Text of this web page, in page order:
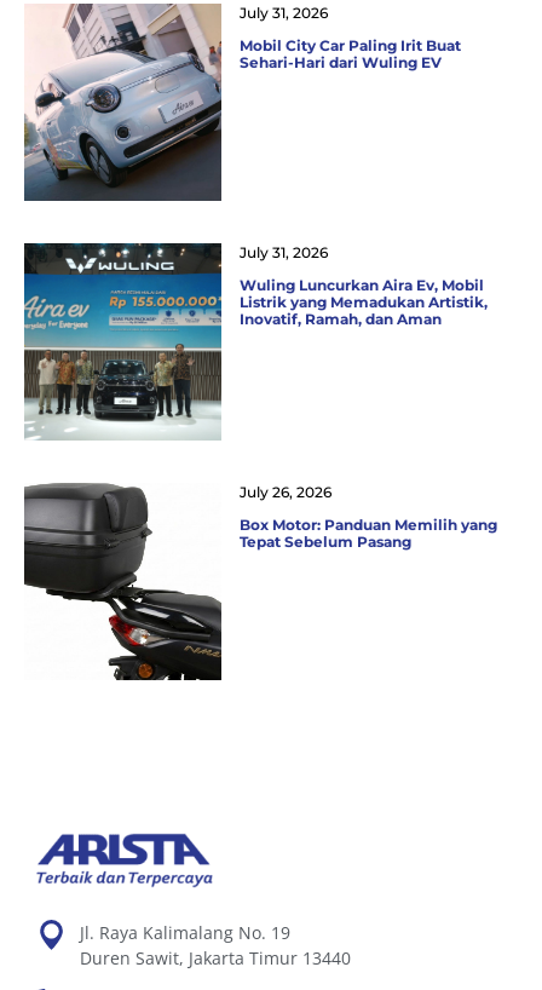
Mobil City Car Paling Irit Buat
Sehari-Hari dari Wuling EV
July 31, 2026
Wuling Luncurkan Aira Ev, Mobil
Listrik yang Memadukan Artistik,
Inovatif, Ramah, dan Aman
July 31, 2026
Box Motor: Panduan Memilih yang
Tepat Sebelum Pasang
July 26, 2026
Jl. Raya Kalimalang No. 19
Duren Sawit, Jakarta Timur 13440